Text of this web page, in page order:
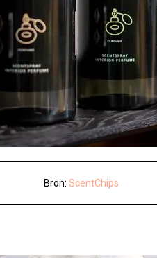
Bron: ScentChips